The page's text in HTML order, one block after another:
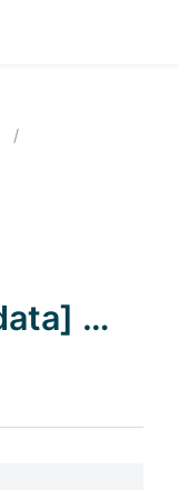
[/metrics/metadata] — 请求完整链路解读